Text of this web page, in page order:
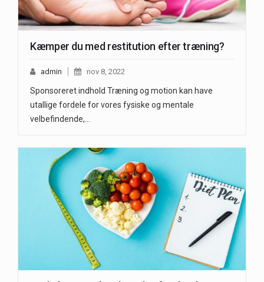
Kæmper du med restitution efter træning?
admin nov 8, 2022
Sponsoreret indhold Træning og motion kan have
utallige fordele for vores fysiske og mentale
velbefindende,…